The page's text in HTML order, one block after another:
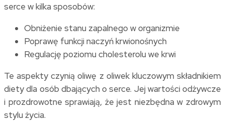
serce w kilka sposobów:
Obniżenie stanu zapalnego w organizmie
Poprawę funkcji naczyń krwionośnych
Regulację poziomu cholesterolu we krwi
Te aspekty czynią oliwę z oliwek kluczowym składnikiem
diety dla osób dbających o serce. Jej wartości odżywcze
i prozdrowotne sprawiają, że jest niezbędna w zdrowym
stylu życia.